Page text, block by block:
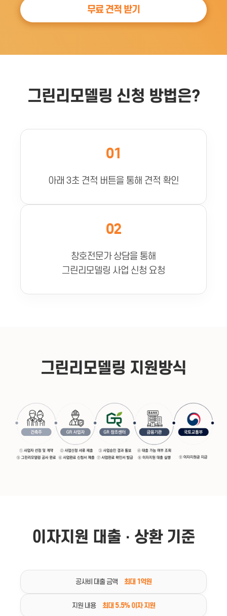
무료 견적 받기
그린리모델링 신청 방법은?
01
아래 3초 견적 버튼을 통해 견적 확인
02
창호전문가 상담을 통해
그린리모델링 사업 신청 요청
그린리모델링 지원방식
이자지원 대출 · 상환 기준
공사비 대출 금액 최대 1억원
지원 내용 최대 5.5% 이자 지원